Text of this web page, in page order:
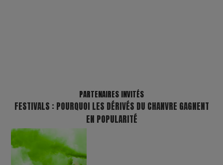
PARTENAIRES INVITÉS
FESTIVALS : POURQUOI LES DÉRIVÉS DU CHANVRE GAGNENT
EN POPULARITÉ